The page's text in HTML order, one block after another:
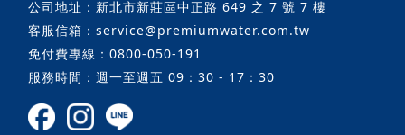
公司地址：新北市新莊區中正路 649 之 7 號 7 樓
客服信箱：service@premiumwater.com.tw
免付費專線：0800-050-191
服務時間：週一至週五 09：30 - 17：30